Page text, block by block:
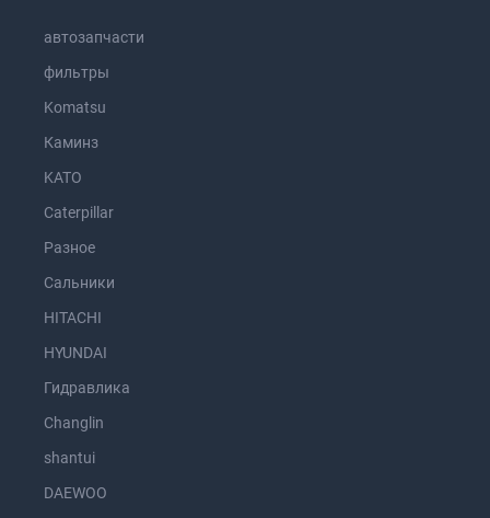
автозапчасти
фильтры
Komatsu
Каминз
KATO
Caterpillar
Разное
Сальники
HITACHI
HYUNDAI
Гидравлика
Changlin
shantui
DAEWOO